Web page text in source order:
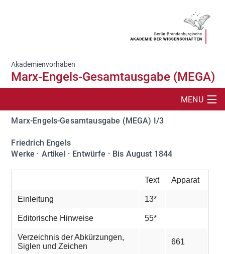
Akademienvorhaben
Marx-Engels-Gesamtausgabe (MEGA)
MENU
SUCHE
PROJEKTBESCHREIBUNG
MEGA-BÄNDE
MITARBEITER*INNEN
Marx-Engels-Gesamtausgabe (MEGA) I/3
Friedrich Engels
Werke · Artikel · Entwürfe · Bis August 1844
Text Apparat
Einleitung 13*
Editorische Hinweise 55*
Verzeichnis der Abkürzungen,
Siglen und Zeichen
661